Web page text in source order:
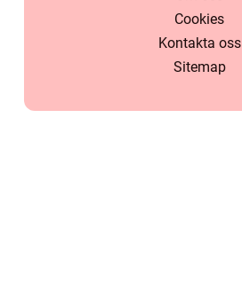
Cookies
Kontakta oss
Sitemap